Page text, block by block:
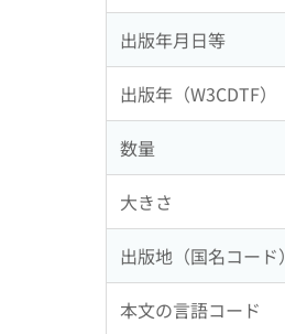
出版年月日等
出版年（W3CDTF）
数量
大きさ
出版地（国名コード）
本文の言語コード